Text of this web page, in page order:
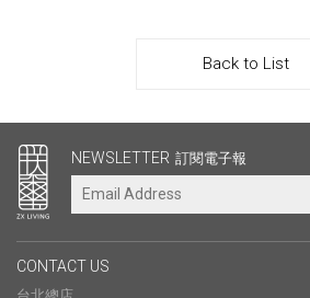
Back to List
NEWSLETTER 訂閱電子報
CONTACT US